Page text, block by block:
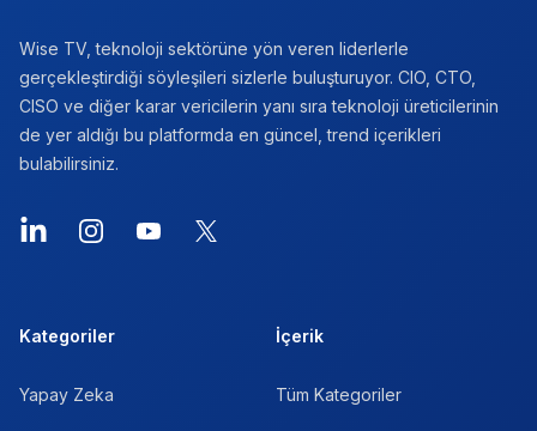
Wise TV, teknoloji sektörüne yön veren liderlerle
gerçekleştirdiği söyleşileri sizlerle buluşturuyor. CIO, CTO,
CISO ve diğer karar vericilerin yanı sıra teknoloji üreticilerinin
de yer aldığı bu platformda en güncel, trend içerikleri
bulabilirsiniz.
LinkedInInstagramYouTube
X
Kategoriler
Yapay Zeka
İçerik
Tüm Kategoriler